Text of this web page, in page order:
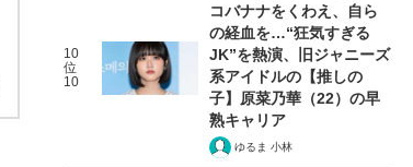
10
位
10
コバナナをくわえ、自ら
の経血を…“狂気すぎる
JK”を熱演、旧ジャニーズ
系アイドルの【推しの
子】原菜乃華（22）の早
熟キャリア
ゆるま 小林